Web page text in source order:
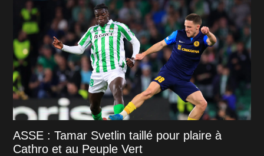
ASSE : Tamar Svetlin taillé pour plaire à
Cathro et au Peuple Vert